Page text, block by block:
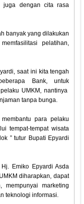
juga dengan cita rasa
banyak yang dilakukan
pelatihan,
saat ini kita tengah
Bank, untuk
UMKM, nantinya
tanpa bunga.
para pelaku
tempat-tempat wisata
” tutur Bupati Epyardi
Emiko Epyardi Asda
diharapkan, dapat
mempunyai marketing
teknologi informasi.